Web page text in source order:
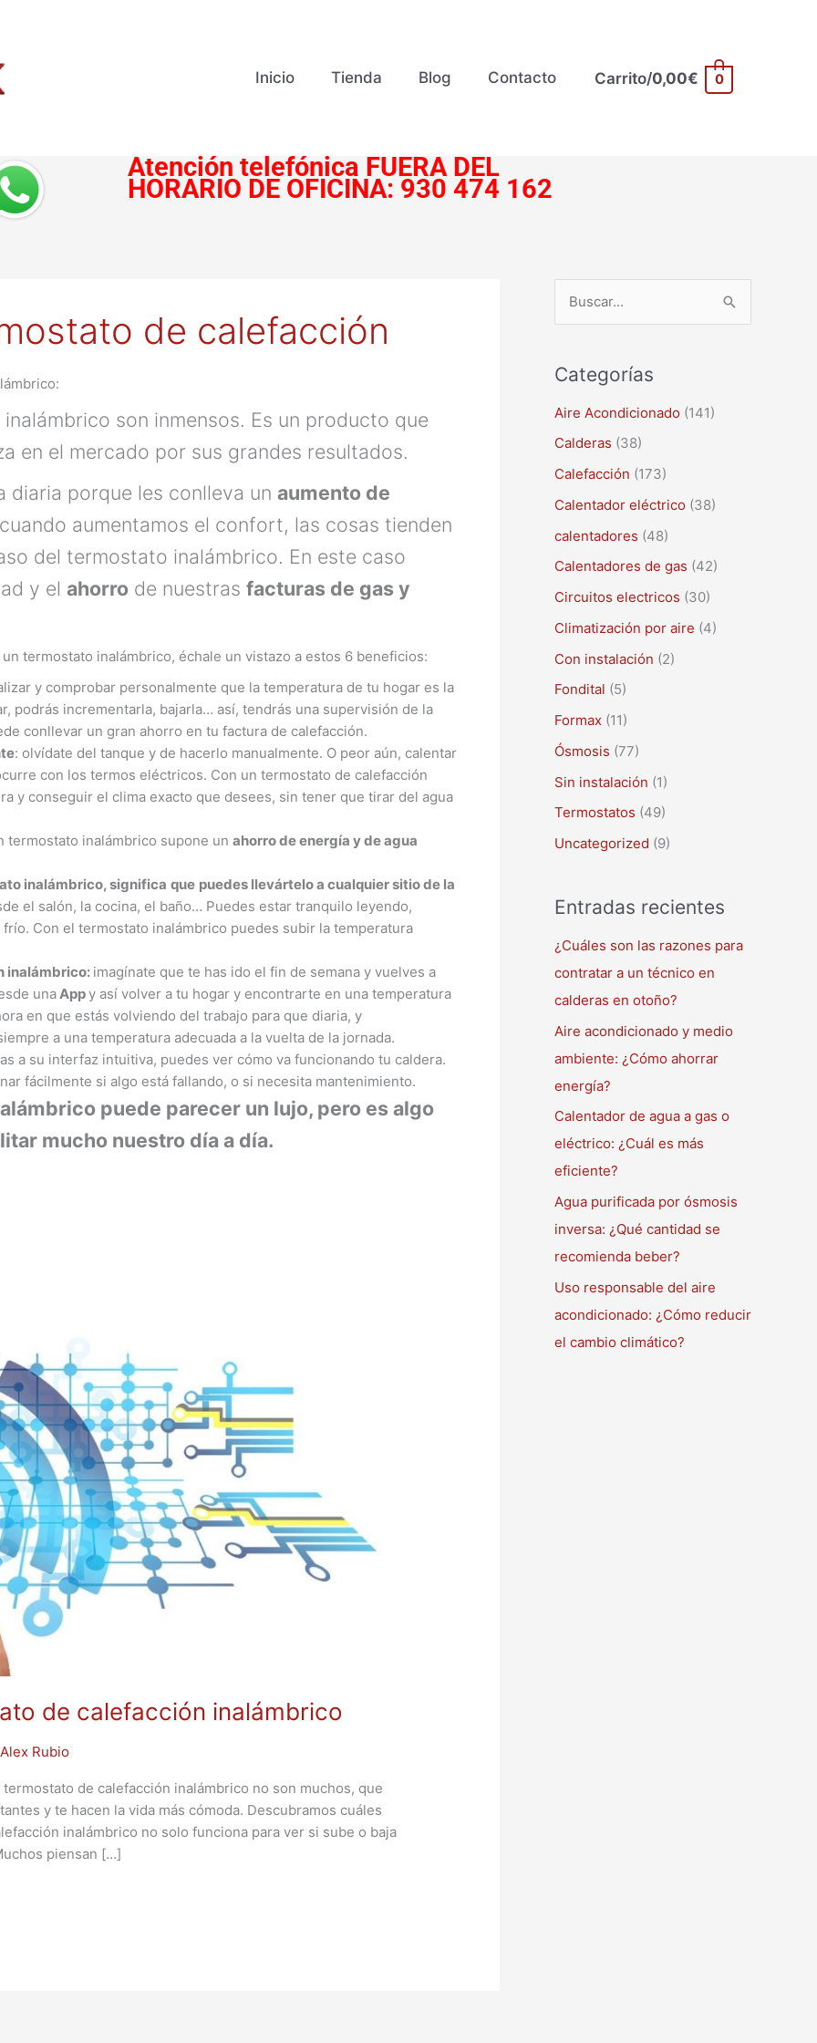
Inicio Tienda Blog Contacto Carrito/0,00€ 0
Atención telefónica FUERA DEL
HORARIO DE OFICINA: 930 474 162
de calefacción
son inmensos. Es un producto que
en el mercado por sus grandes resultados.
diaria porque les conlleva un aumento de
aumentamos el confort, las cosas tienden
del termostato inalámbrico. En este caso
y el ahorro de nuestras facturas de gas y
termostato inalámbrico, échale un vistazo a estos 6 beneficios:
y comprobar personalmente que la temperatura de tu hogar es la
podrás incrementarla, bajarla… así, tendrás una supervisión de la
conllevar un gran ahorro en tu factura de calefacción.
: olvídate del tanque y de hacerlo manualmente. O peor aún, calentar
con los termos eléctricos. Con un termostato de calefacción
y conseguir el clima exacto que desees, sin tener que tirar del agua
termostato inalámbrico supone un ahorro de energía ydeagua
inalámbrico, significa que puedes llevártelo a cualquier sitio de la
el salón, la cocina, el baño… Puedes estar tranquilo leyendo,
Con el termostato inalámbrico puedes subir la temperatura
inalámbrico: imagínate que te has ido el fin de semana y vuelves a
unaAppy así volver a tu hogar y encontrarte en una temperatura
en que estás volviendo del trabajo para que diaria, y
a una temperatura adecuada a la vuelta de la jornada.
a su interfaz intuitiva, puedes ver cómo va funcionando tu caldera.
fácilmente si algo está fallando, o si necesita mantenimiento.
puede parecer un lujo, pero es algo
mucho nuestro día a día.
de calefacción inalámbrico
Alex Rubio
de calefacción inalámbrico no son muchos, que
y te hacen la vida más cómoda. Descubramos cuáles
inalámbrico no solo funciona para ver si sube o baja
piensan […]
c
a
r
p
o
Categorías
Aire Acondicionado (141)
Calderas (38)
Calefacción (173)
Calentador eléctrico (38)
calentadores (48)
Calentadores de gas (42)
Circuitos electricos (30)
Climatización por aire (4)
Con instalación (2)
Fondital (5)
Formax (11)
Ósmosis (77)
Sin instalación (1)
Termostatos (49)
Uncategorized (9)
Entradas recientes
¿Cuáles son las razones para
contratar a un técnico en
calderas en otoño?
Aire acondicionado y medio
ambiente: ¿Cómo ahorrar
energía?
Calentador de agua a gas o
eléctrico: ¿Cuál es más
eficiente?
Agua purificada por ósmosis
inversa: ¿Qué cantidad se
recomienda beber?
Uso responsable del aire
acondicionado: ¿Cómo reducir
el cambio climático?